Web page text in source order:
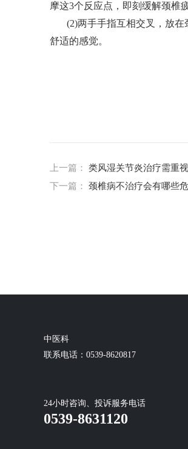
摩这3个反应点，即刻缓解颈椎
(2)两手手指互相交叉，放
舒适的感觉。
上一篇： 类风湿关节炎治疗需重
下一篇： 颈椎病不治疗会有哪些
中医科
联系电话：0539-8620817
24小时咨询、投诉服务电话
0539-8631120